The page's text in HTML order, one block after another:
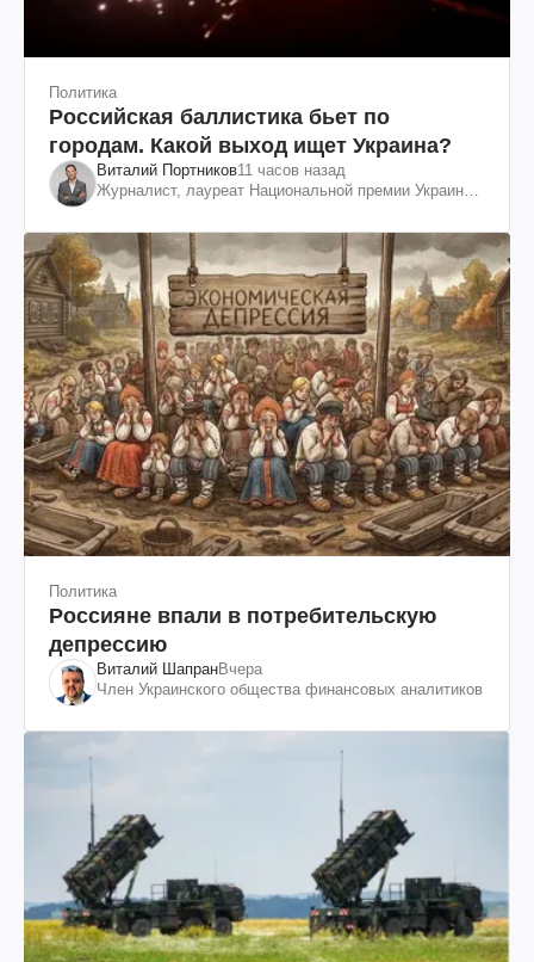
Политика
Российская баллистика бьет по
городам. Какой выход ищет Украина?
Виталий Портников11 часов назад
Журналист, лауреат Национальной премии Украины
Политика
Россияне впали в потребительскую
депрессию
Виталий ШапранВчера
Член Украинского общества финансовых аналитиков